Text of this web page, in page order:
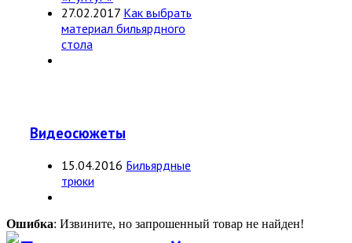
27.02.2017 Как выбрать
материал бильярдного
стола
Видеосюжеты
15.04.2016 Бильярдные
трюки
Ошибка: Извините, но запрошенный товар не найден!